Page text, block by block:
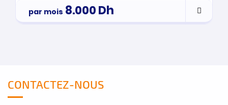
par mois 8.000Dh
CONTACTEZ-NOUS